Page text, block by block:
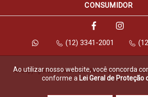
CONSUMIDOR
(12) 3341-2001
© Copyright 2026 Marfvale Móveis para
reservados.
Ao utilizar nosso website, você concorda
conforme a Lei Geral de Proteção